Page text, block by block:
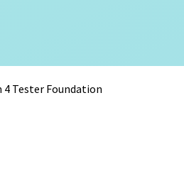
4 Tester Foundation